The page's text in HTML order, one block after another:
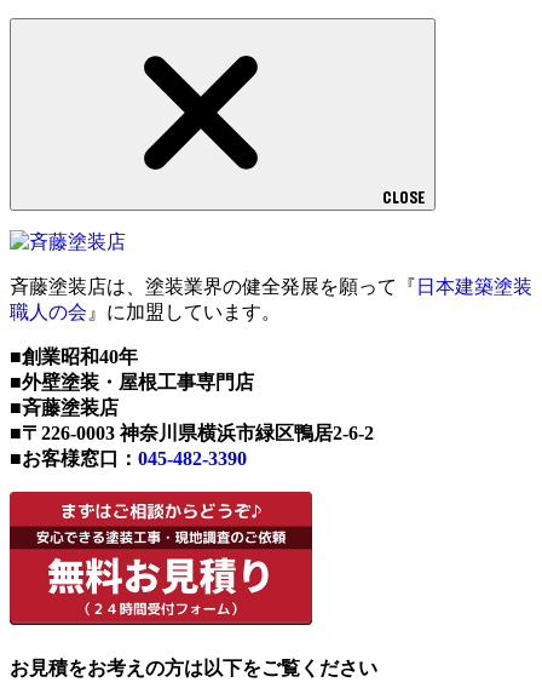
CLOSE
斉藤塗装店は、塗装業界の健全発展を願って『 日本建築塗装
職人の会 』に加盟しています。
■創業昭和40年
■外壁塗装・屋根工事専門店
■斉藤塗装店
■〒226-0003 神奈川県横浜市緑区鴨居2-6-2
■お客様窓口： 045-482-3390
お見積をお考えの方は以下をご覧ください